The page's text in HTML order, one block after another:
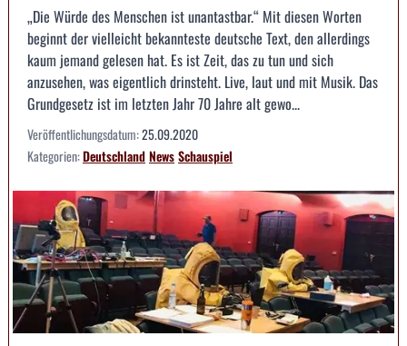
„Die Würde des Menschen ist unantastbar.“ Mit diesen Worten
beginnt der vielleicht bekannteste deutsche Text, den allerdings
kaum jemand gelesen hat. Es ist Zeit, das zu tun und sich
anzusehen, was eigentlich drinsteht. Live, laut und mit Musik. Das
Grundgesetz ist im letzten Jahr 70 Jahre alt gewo...
Veröffentlichungsdatum:25.09.2020
Kategorien:DeutschlandNewsSchauspiel